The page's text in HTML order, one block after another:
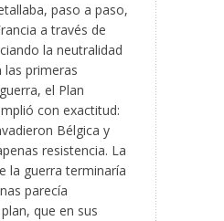
paso a paso,
a través de
la neutralidad
las primeras
el Plan
con exactitud:
Bélgica y
resistencia. La
la guerra terminaría
parecía
que en sus